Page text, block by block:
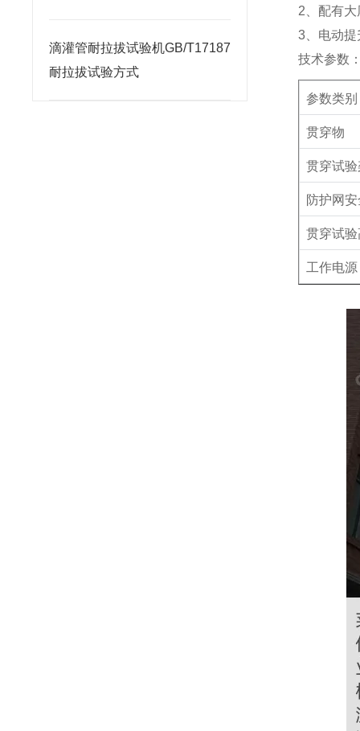
滴灌管耐拉拔试验机GB/T17187
耐拉拔试验方式
2 、配有
3 、电动
技术参数
参数类别
贯穿物
贯穿试
防护网
贯穿试
工作电源